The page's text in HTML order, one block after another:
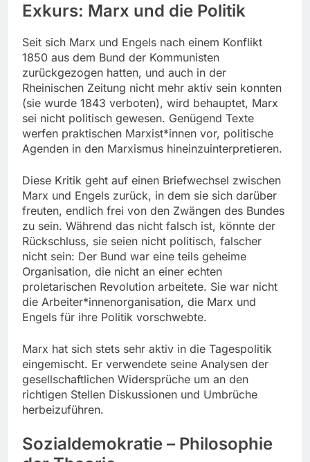
Exkurs: Marx und die Politik
Seit sich Marx und Engels nach einem Konflikt
1850 aus dem Bund der Kommunisten
zurückgezogen hatten, und auch in der
Rheinischen Zeitung nicht mehr aktiv sein konnten
(sie wurde 1843 verboten), wird behauptet, Marx
sei nicht politisch gewesen. Genügend Texte
werfen praktischen Marxist*innen vor, politische
Agenden in den Marxismus hineinzuinterpretieren.
Diese Kritik geht auf einen Briefwechsel zwischen
Marx und Engels zurück, in dem sie sich darüber
freuten, endlich frei von den Zwängen des Bundes
zu sein. Während das nicht falsch ist, könnte der
Rückschluss, sie seien nicht politisch, falscher
nicht sein: Der Bund war eine teils geheime
Organisation, die nicht an einer echten
proletarischen Revolution arbeitete. Sie war nicht
die Arbeiter*innenorganisation, die Marx und
Engels für ihre Politik vorschwebte.
Marx hat sich stets sehr aktiv in die Tagespolitik
eingemischt. Er verwendete seine Analysen der
gesellschaftlichen Widersprüche um an den
richtigen Stellen Diskussionen und Umbrüche
herbeizuführen.
Sozialdemokratie – Philosophie